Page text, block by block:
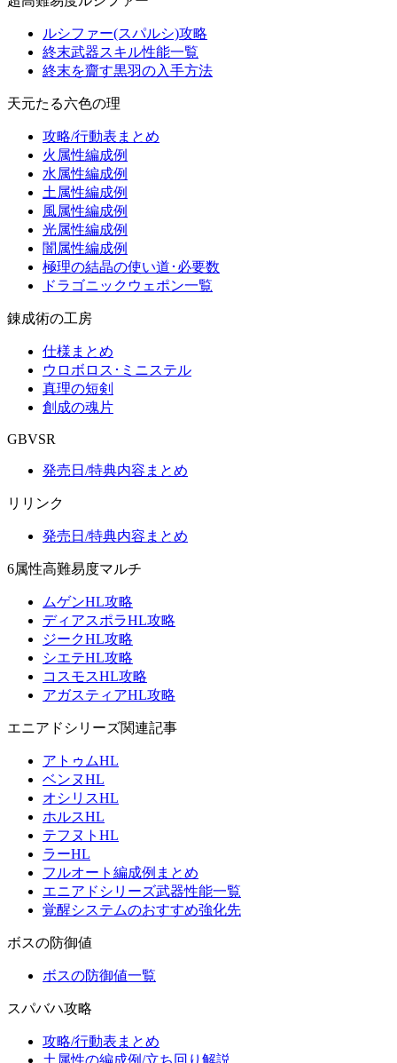
ルシファー(スパルシ)攻略
終末武器スキル性能一覧
終末を齎す黒羽の入手方法
天元たる六色の理
攻略/行動表まとめ
火属性編成例
水属性編成例
土属性編成例
風属性編成例
光属性編成例
闇属性編成例
極理の結晶の使い道･必要数
ドラゴニックウェポン一覧
錬成術の工房
仕様まとめ
ウロボロス･ミニステル
真理の短剣
創成の魂片
GBVSR
発売日/特典内容まとめ
リリンク
発売日/特典内容まとめ
6属性高難易度マルチ
ムゲンHL攻略
ディアスポラHL攻略
ジークHL攻略
シエテHL攻略
コスモスHL攻略
アガスティアHL攻略
エニアドシリーズ関連記事
アトゥムHL
ベンヌHL
オシリスHL
ホルスHL
テフヌトHL
ラーHL
フルオート編成例まとめ
エニアドシリーズ武器性能一覧
覚醒システムのおすすめ強化先
ボスの防御値
ボスの防御値一覧
スパバハ攻略
攻略/行動表まとめ
土属性の編成例/立ち回り解説